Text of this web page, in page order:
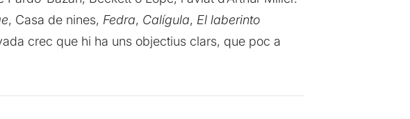
, Casa de nines, Fedra, Calígula, El laberinto
crec que hi ha uns objectius clars, que poc a